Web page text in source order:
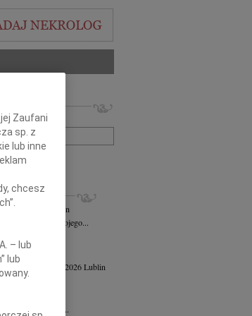
04.08.2026
Lublin
o śmierci mojego...
Ks. prof. dr...
17.04.2026Lublin
zmarła,...
w wieku 82 lat...
Zaufani
sp. z
lub inne
chcesz
– lub
lub